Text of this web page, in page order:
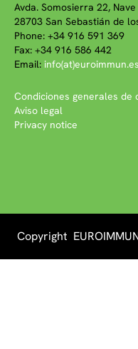
Avda. Somosierra 22,
28703 San Sebastián de
Phone: +34 916 591 369
Fax: +34 916 586 442
Email: info(at)euroimmun.es
Condiciones generales de
Aviso legal
Privacy notice
Copyright